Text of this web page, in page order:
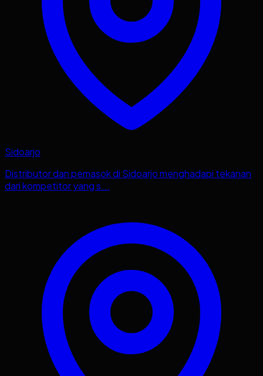
Sidoarjo
Distributor dan pemasok di Sidoarjo menghadapi tekanan
dari kompetitor yang s...